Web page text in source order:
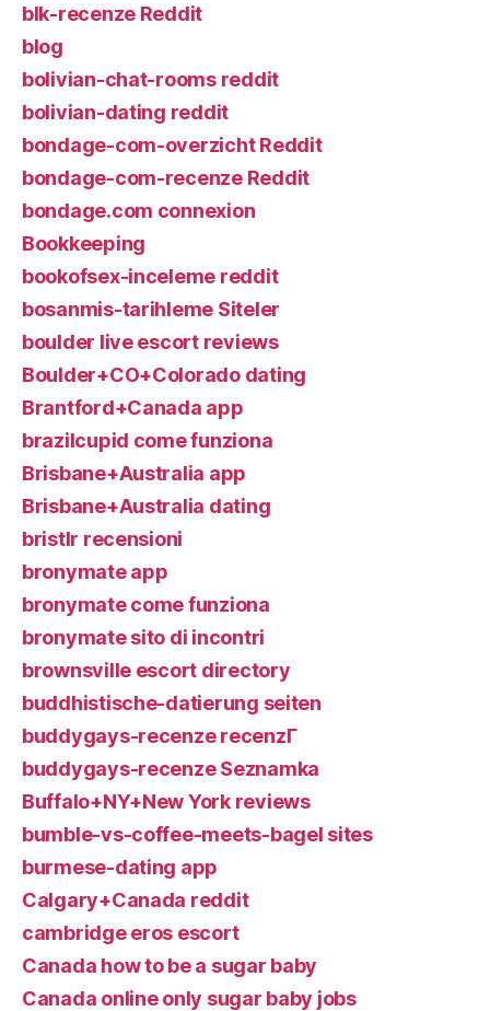
blk-recenze Reddit
blog
bolivian-chat-rooms reddit
bolivian-dating reddit
bondage-com-overzicht Reddit
bondage-com-recenze Reddit
bondage.com connexion
Bookkeeping
bookofsex-inceleme reddit
bosanmis-tarihleme Siteler
boulder live escort reviews
Boulder+CO+Colorado dating
Brantford+Canada app
brazilcupid come funziona
Brisbane+Australia app
Brisbane+Australia dating
bristlr recensioni
bronymate app
bronymate come funziona
bronymate sito di incontri
brownsville escort directory
buddhistische-datierung seiten
buddygays-recenze recenzГ­
buddygays-recenze Seznamka
Buffalo+NY+New York reviews
bumble-vs-coffee-meets-bagel sites
burmese-dating app
Calgary+Canada reddit
cambridge eros escort
Canada how to be a sugar baby
Canada online only sugar baby jobs